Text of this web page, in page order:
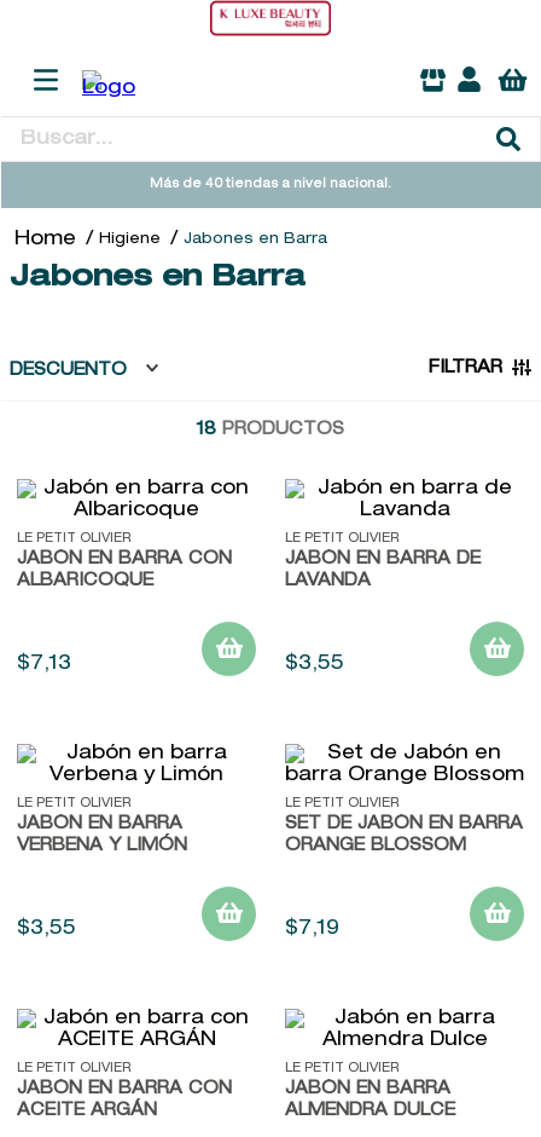
Buscar...
Más de 40 tiendas a nivel nacional.
Higiene Jabones en Barra
Jabones en Barra
DESCUENTO FILTRAR
18 PRODUCTOS
LE PETIT OLIVIER
JABÓN EN BARRA CON
ALBARICOQUE
$ 7 ,13
LE PETIT OLIVIER
JABÓN EN BARRA DE
LAVANDA
$3,55
LE PETIT OLIVIER
JABÓN EN BARRA
VERBENA Y LIMÓN
$3,55
LE PETIT OLIVIER
SET DE JABÓN EN BARRA
ORANGE BLOSSOM
$ 7 ,19
LE PETIT OLIVIER
JABÓN EN BARRA CON
ACEITE ARGÁN
LE PETIT OLIVIER
JABÓN EN BARRA
ALMENDRA DULCE
TÉRMINOS MÁS BUSCADOS
2.
sol ipanema
7.
kool beauty serum
retrinal
9.
baylis